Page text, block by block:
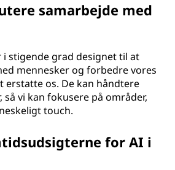
samarbejde med
i stigende grad designet til at
mennesker og forbedre vores
erstatte os. De kan håndtere
så vi kan fokusere på områder,
touch.
for AI i